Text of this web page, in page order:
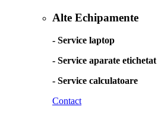
Alte Echipamente
- Service laptop
- Service aparate etichetat
- Service calculatoare
Contact